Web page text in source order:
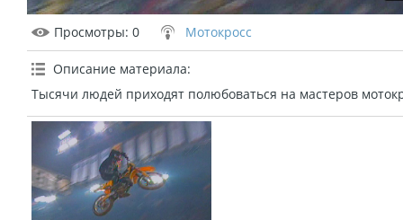
Просмотры: 0 Мотокросс
Описание материала:
Тысячи людей приходят полюбоваться на мастеров